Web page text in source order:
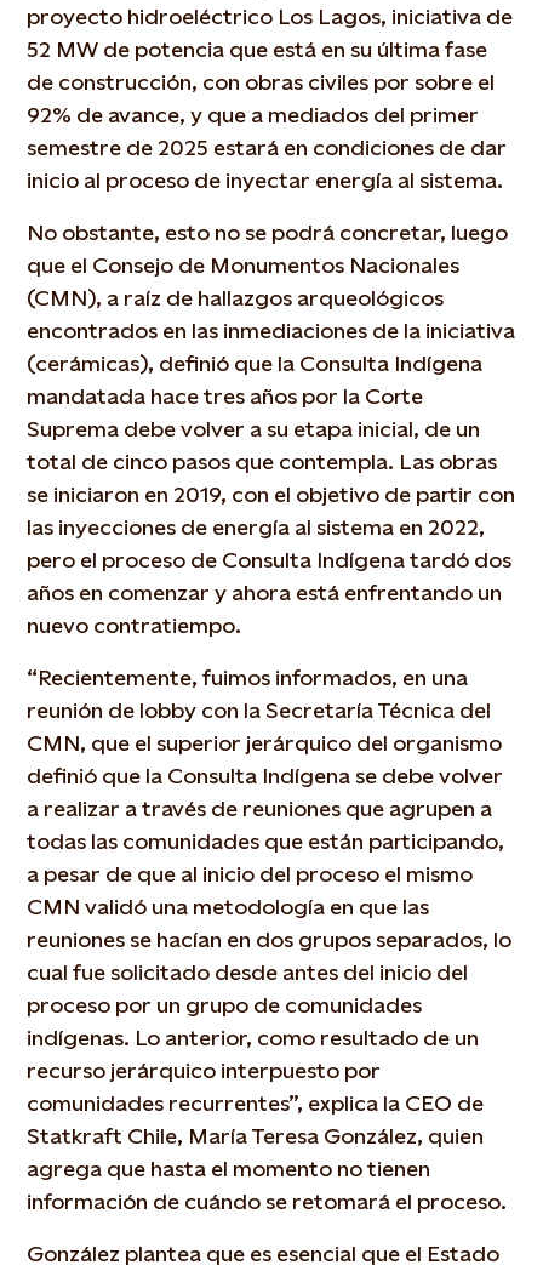
proyecto hidroeléctrico Los Lagos, iniciativa de
52 MW de potencia que está en su última fase
de construcción, con obras civiles por sobre el
92% de avance, y que a mediados del primer
semestre de 2025 estará en condiciones de dar
inicio al proceso de inyectar energía al sistema.
No obstante, esto no se podrá concretar, luego
que el Consejo de Monumentos Nacionales
(CMN), a raíz de hallazgos arqueológicos
encontrados en las inmediaciones de la iniciativa
(cerámicas), definió que la Consulta Indígena
mandatada hace tres años por la Corte
Suprema debe volver a su etapa inicial, de un
total de cinco pasos que contempla. Las obras
se iniciaron en 2019, con el objetivo de partir con
las inyecciones de energía al sistema en 2022,
pero el proceso de Consulta Indígena tardó dos
años en comenzar y ahora está enfrentando un
nuevo contratiempo.
“Recientemente, fuimos informados, en una
reunión de lobby con la Secretaría Técnica del
CMN, que el superior jerárquico del organismo
definió que la Consulta Indígena se debe volver
a realizar a través de reuniones que agrupen a
todas las comunidades que están participando,
a pesar de que al inicio del proceso el mismo
CMN validó una metodología en que las
reuniones se hacían en dos grupos separados, lo
cual fue solicitado desde antes del inicio del
proceso por un grupo de comunidades
indígenas. Lo anterior, como resultado de un
recurso jerárquico interpuesto por
comunidades recurrentes”, explica la CEO de
Statkraft Chile, María Teresa González, quien
agrega que hasta el momento no tienen
información de cuándo se retomará el proceso.
González plantea que es esencial que el Estado